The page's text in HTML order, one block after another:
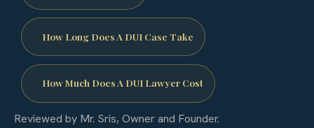
How Long Does A DUI Case Take
How Much Does A DUI Lawyer Cost
Reviewed by Mr. Sris, Owner and Founder.